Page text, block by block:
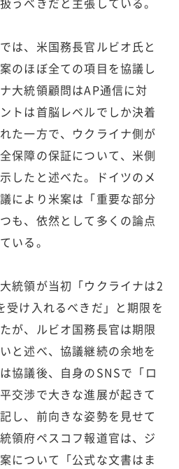
は、米国務長官ルビオ氏と
のほぼ全ての項目を協議し
大統領顧問はAP通信に対
トは首脳レベルでしか決着
た一方で、ウクライナ側が
保障の保証について、米側
したと述べた。ドイツのメ
により米案は「重要な部分
も、依然として多くの論点
いる。
統領が当初「ウクライナは2
受け入れるべきだ」と期限を
が、ルビオ国務長官は期限
と述べ、協議継続の余地を
協議後、自身のSNSで「ロ
交渉で大きな進展が起きて
し、前向きな姿勢を見せて
領府ペスコフ報道官は、ジ
について「公式な文書はま